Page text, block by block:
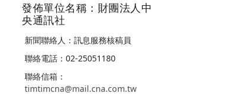
發佈單位名稱：財團法人中
央通訊社
新聞聯絡人：訊息服務核稿員
聯絡電話：02-25051180
聯絡信箱：
timtimcna@mail.cna.com.tw